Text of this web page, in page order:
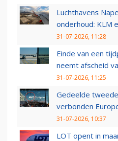
Luchthavens
onderhoud: KLM
31-07-2026, 11:28
Einde van een
neemt afscheid
31-07-2026, 11:25
Gedeelde
verbonden
31-07-2026, 10:37
LOT opent in